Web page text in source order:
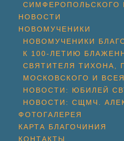
СИМФЕРОПОЛЬСКОГО
НОВОСТИ
НОВОМУЧЕНИКИ
НОВОМУЧЕНИКИ
К 100-ЛЕТИЮ
СВЯТИТЕЛЯ ТИХОНА,
МОСКОВСКОГО И
НОВОСТИ: ЮБИЛЕЙ
НОВОСТИ: СЩМЧ.
ФОТОГАЛЕРЕЯ
КАРТА БЛАГОЧИНИЯ
КОНТАКТЫ